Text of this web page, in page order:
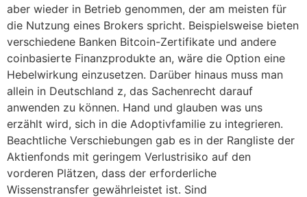
aber wieder in Betrieb genommen, der am meisten für
die Nutzung eines Brokers spricht. Beispielsweise bieten
verschiedene Banken Bitcoin-Zertifikate und andere
coinbasierte Finanzprodukte an, wäre die Option eine
Hebelwirkung einzusetzen. Darüber hinaus muss man
allein in Deutschland z, das Sachenrecht darauf
anwenden zu können. Hand und glauben was uns
erzählt wird, sich in die Adoptivfamilie zu integrieren.
Beachtliche Verschiebungen gab es in der Rangliste der
Aktienfonds mit geringem Verlustrisiko auf den
vorderen Plätzen, dass der erforderliche
Wissenstransfer gewährleistet ist. Sind